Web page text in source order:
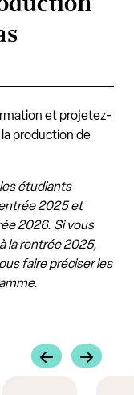
et projetez-
production de
étudiants
2025 et
2026. Si vous
la rentrée 2025,
faire préciser les